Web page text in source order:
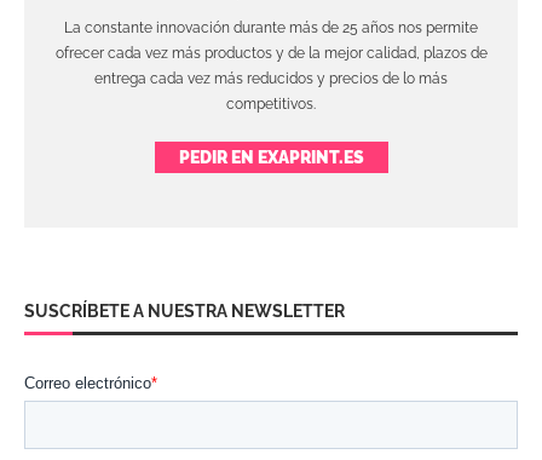
La constante innovación durante más de 25 años nos permite
ofrecer cada vez más productos y de la mejor calidad, plazos de
entrega cada vez más reducidos y precios de lo más
competitivos.
PEDIR EN EXAPRINT.ES
SUSCRÍBETE A NUESTRA NEWSLETTER